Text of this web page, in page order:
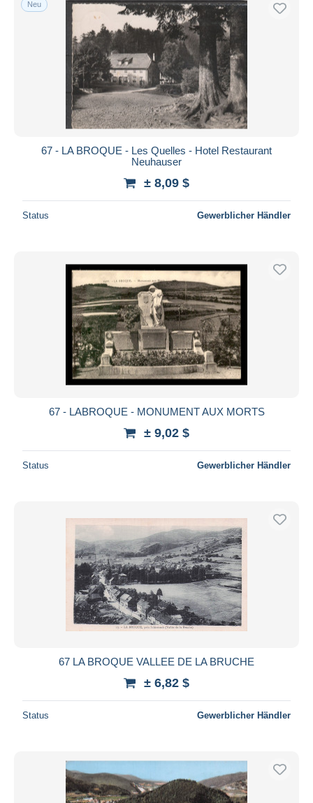
Kostenloser Versand
Zahlungsmethoden
PayPal
Banküberweisung
Visa
Mastercard
iDeal
Wohnsitz des Verkäufers
Übernehmen
Neu
67 - LA BROQUE - Les Quelles - Hotel Restaurant
Neuhauser
± 8,09 $
Status Gewerblicher Händler
67 - LABROQUE - MONUMENT AUX MORTS
± 9,02 $
Status Gewerblicher Händler
67 LA BROQUE VALLEE DE LA BRUCHE
± 6,82 $
Status Gewerblicher Händler